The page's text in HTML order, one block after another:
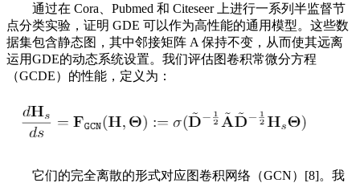
通过在 Cora、Pubmed 和 Citeseer 上进行一系列半监督节
点分类实验，证明 GDE 可以作为高性能的通用模型。这些数
据集包含静态图，其中邻接矩阵 A 保持不变，从而使其远离
运用GDE的动态系统设置。我们评估图卷积常微分方程
（GCDE）的性能，定义为：
它们的完全离散的形式对应图卷积网络（GCN）[8]。我